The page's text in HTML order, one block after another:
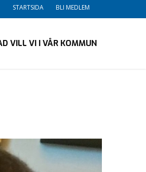
STARTSIDA BLI MEDLEM
VILL VI I VÅR KOMMUN